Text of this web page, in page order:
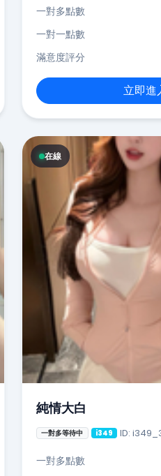
一對多點數
一對一點數
滿意度評分
立即進
在線
純情大白
一對多等待中 i349 ID:
一對多點數